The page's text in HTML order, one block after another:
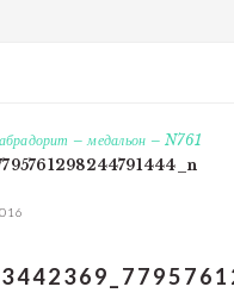
– медальон – N761